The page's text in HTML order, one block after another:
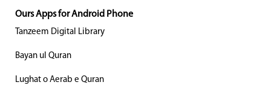
Ours Apps for Android Phone
Tanzeem Digital Library
Bayan ul Quran
Lughat o Aerab e Quran